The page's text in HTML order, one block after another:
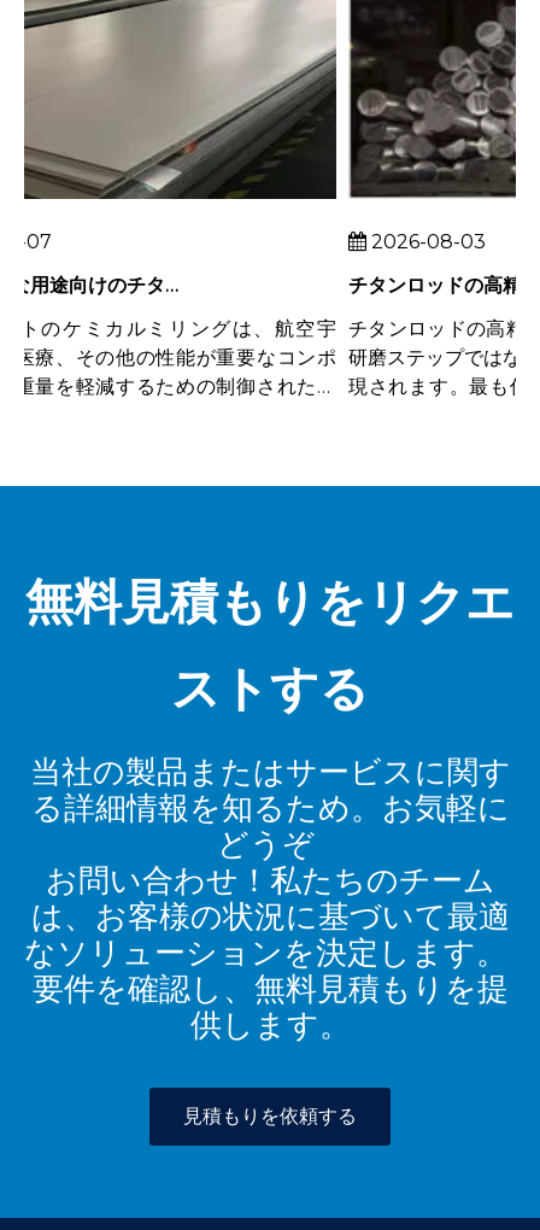
07
重量が重要な用途向けのチタンシートのケミカルミリング
のケミカルミリングは、航空宇
療、その他の性能が重要なコンポ
量を軽減するための制御された方
2026-08-03
チタンロッドの高精度
研磨ステップではなく
現されます。最も信
無料見積もりをリクエ
ストする
当社の製品またはサービスに関す
る詳細情報を知るため。お気軽に
どうぞ
お問い合わせ！私たちのチーム
は、お客様の状況に基づいて最適
なソリューションを決定します。
要件を確認し、無料見積もりを提
供します。
見積もりを依頼する